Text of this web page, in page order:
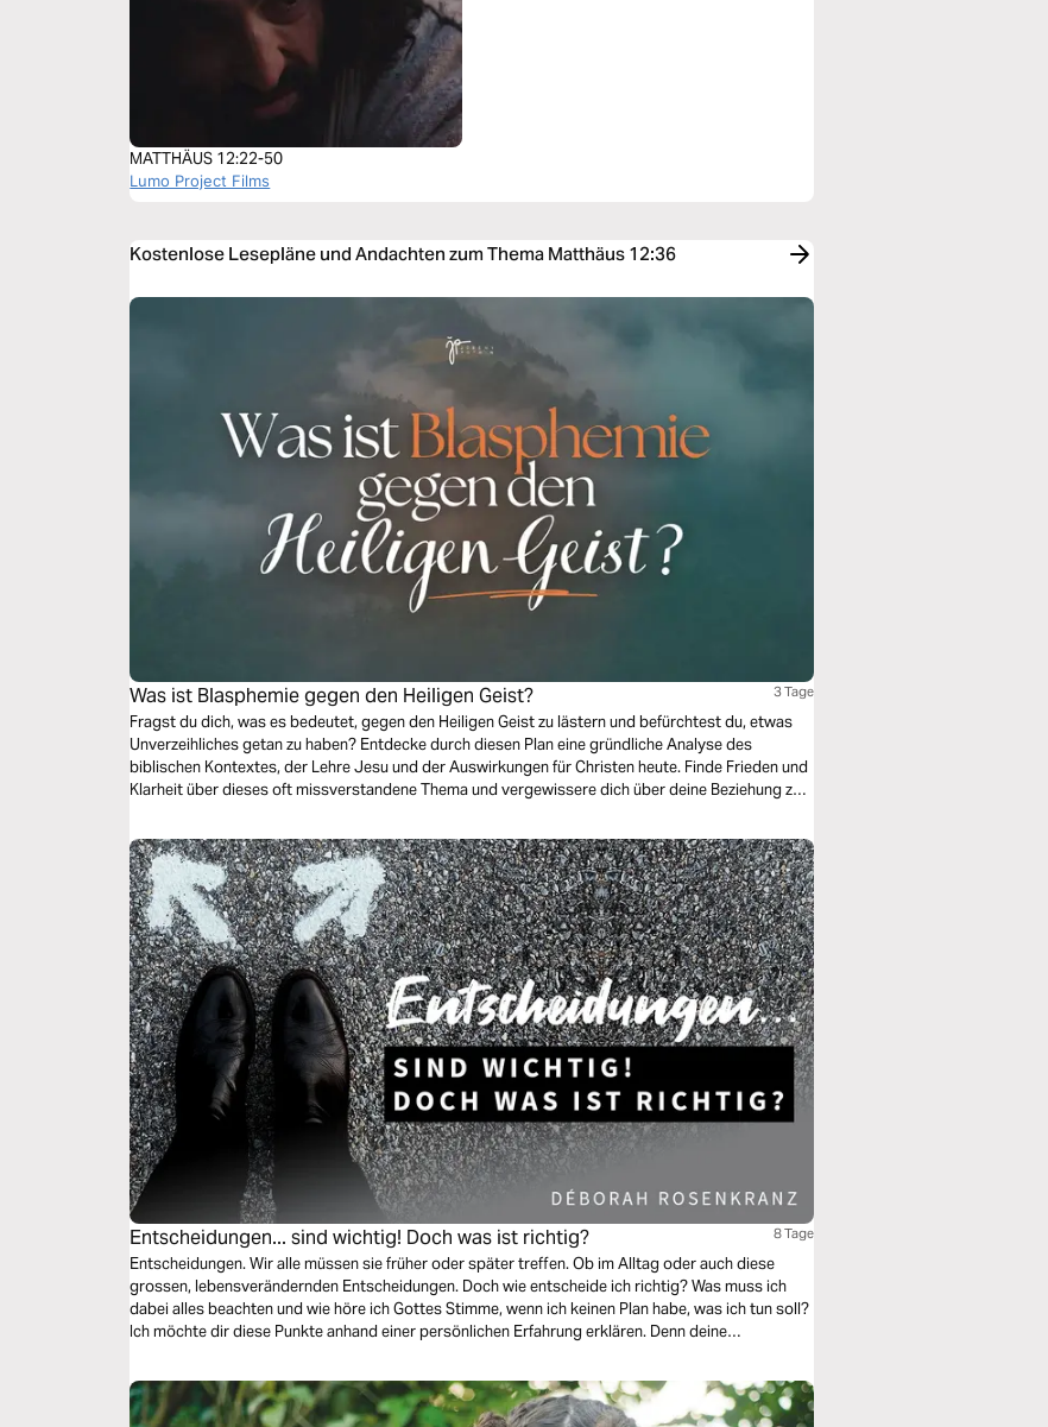
MATTHÄUS 12:22-50
Lumo Project Films
Kostenlose Lesepläne und Andachten zum Thema Matthäus 12:36
Was ist Blasphemie gegen den Heiligen Geist? 3 Tage
Fragst du dich, was es bedeutet, gegen den Heiligen Geist zu lästern und befürchtest du, etwas
Unverzeihliches getan zu haben? Entdecke durch diesen Plan eine gründliche Analyse des
biblischen Kontextes, der Lehre Jesu und der Auswirkungen für Christen heute. Finde Frieden und
Klarheit über dieses oft missverstandene Thema und vergewissere dich über deine Beziehung zu
Entscheidungen... sind wichtig! Doch was ist richtig? 8 Tage
Entscheidungen. Wir alle müssen sie früher oder später treffen. Ob im Alltag oder auch diese
grossen, lebensverändernden Entscheidungen. Doch wie entscheide ich richtig? Was muss ich
dabei alles beachten und wie höre ich Gottes Stimme, wenn ich keinen Plan habe, was ich tun soll?
Ich möchte dir diese Punkte anhand einer persönlichen Erfahrung erklären. Denn deine